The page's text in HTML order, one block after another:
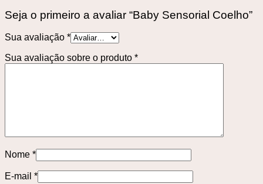
Seja o primeiro a avaliar “Baby Sensorial Coelho”
Sua avaliação *
Sua avaliação sobre o produto *
Nome *
E-mail *